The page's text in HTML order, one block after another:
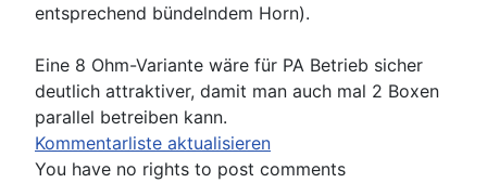
entsprechend bündelndem Horn).
Eine 8 Ohm-Variante wäre für PA Betrieb sicher
deutlich attraktiver, damit man auch mal 2 Boxen
parallel betreiben kann.
Kommentarliste aktualisieren
You have no rights to post comments